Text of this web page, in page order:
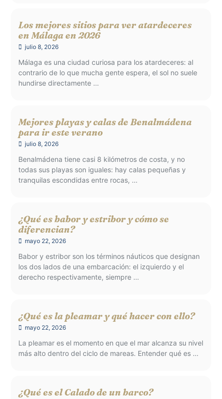
Los mejores sitios para ver atardeceres
en Málaga en 2026
julio 8, 2026
Málaga es una ciudad curiosa para los atardeceres: al
contrario de lo que mucha gente espera, el sol no suele
hundirse directamente …
Mejores playas y calas de Benalmádena
para ir este verano
julio 8, 2026
Benalmádena tiene casi 8 kilómetros de costa, y no
todas sus playas son iguales: hay calas pequeñas y
tranquilas escondidas entre rocas, …
¿Qué es babor y estribor y cómo se
diferencian?
mayo 22, 2026
Babor y estribor son los términos náuticos que designan
los dos lados de una embarcación: el izquierdo y el
derecho respectivamente, siempre …
¿Qué es la pleamar y qué hacer con ello?
mayo 22, 2026
La pleamar es el momento en que el mar alcanza su nivel
más alto dentro del ciclo de mareas. Entender qué es …
¿Qué es el Calado de un barco?